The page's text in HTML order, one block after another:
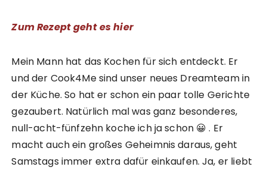
Zum Rezept geht es hier
Mein Mann hat das Kochen für sich entdeckt. Er
und der Cook4Me sind unser neues Dreamteam in
der Küche. So hat er schon ein paar tolle Gerichte
gezaubert. Natürlich mal was ganz besonderes,
null-acht-fünfzehn koche ich ja schon 😀 . Er
macht auch ein großes Geheimnis daraus, geht
Samstags immer extra dafür einkaufen. Ja, er liebt